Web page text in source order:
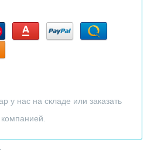
у нас на складе или заказать
компанией.